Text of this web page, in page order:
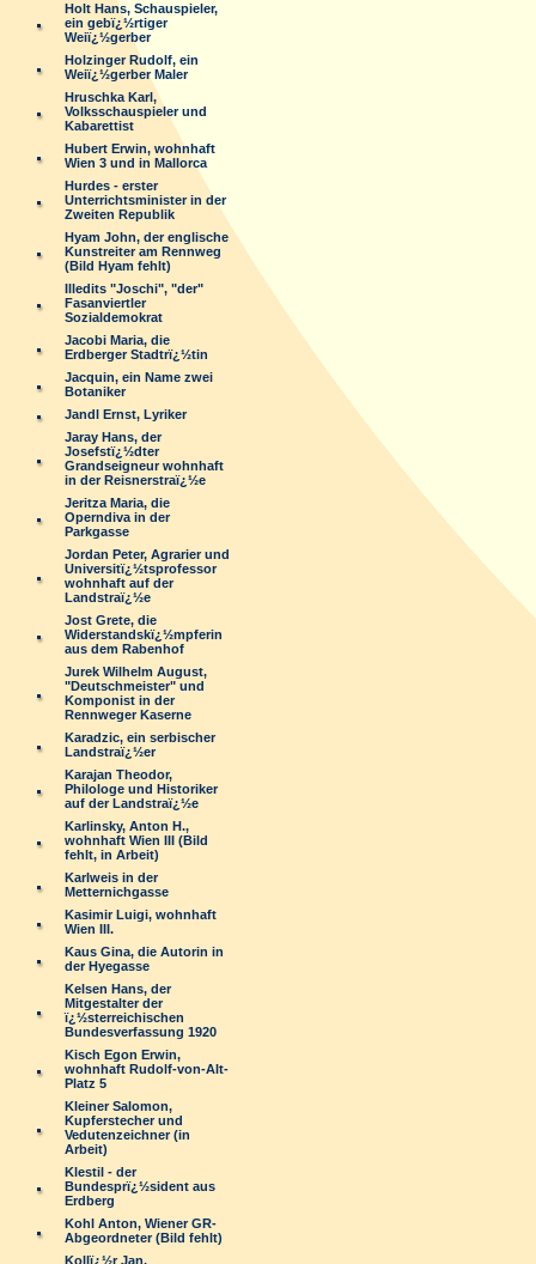
Holt Hans, Schauspieler,
ein gebï¿½rtiger
Weiï¿½gerber
Holzinger Rudolf, ein
Weiï¿½gerber Maler
Hruschka Karl,
Volksschauspieler und
Kabarettist
Hubert Erwin, wohnhaft
Wien 3 und in Mallorca
Hurdes - erster
Unterrichtsminister in der
Zweiten Republik
Hyam John, der englische
Kunstreiter am Rennweg
(Bild Hyam fehlt)
Illedits "Joschi", "der"
Fasanviertler
Sozialdemokrat
Jacobi Maria, die
Erdberger Stadtrï¿½tin
Jacquin, ein Name zwei
Botaniker
Jandl Ernst, Lyriker
Jaray Hans, der
Josefstï¿½dter
Grandseigneur wohnhaft
in der Reisnerstraï¿½e
Jeritza Maria, die
Operndiva in der
Parkgasse
Jordan Peter, Agrarier und
Universitï¿½tsprofessor
wohnhaft auf der
Landstraï¿½e
Jost Grete, die
Widerstandskï¿½mpferin
aus dem Rabenhof
Jurek Wilhelm August,
"Deutschmeister" und
Komponist in der
Rennweger Kaserne
Karadzic, ein serbischer
Landstraï¿½er
Karajan Theodor,
Philologe und Historiker
auf der Landstraï¿½e
Karlinsky, Anton H.,
wohnhaft Wien III (Bild
fehlt, in Arbeit)
Karlweis in der
Metternichgasse
Kasimir Luigi, wohnhaft
Wien III.
Kaus Gina, die Autorin in
der Hyegasse
Kelsen Hans, der
Mitgestalter der
ï¿½sterreichischen
Bundesverfassung 1920
Kisch Egon Erwin,
wohnhaft Rudolf-von-Alt-
Platz 5
Kleiner Salomon,
Kupferstecher und
Vedutenzeichner (in
Arbeit)
Klestil - der
Bundesprï¿½sident aus
Erdberg
Kohl Anton, Wiener GR-
Abgeordneter (Bild fehlt)
Kollï¿½r Jan,